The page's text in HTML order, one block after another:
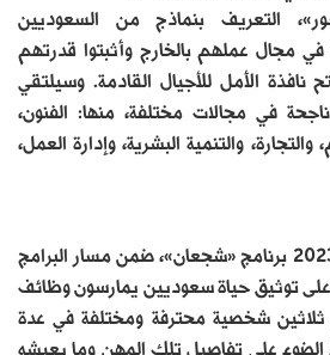
التعريف بنماذج من السعوديين
مجال عملهم بالخارج وأثبتوا قدرتهم
نافذة الأمل للأجيال القادمة. وسيلتقي
في مجالات مختلفة، منها: الفنون،
والتنمية البشرية، وإدارة العمل،
وتقدم الهيئة في رمضان 2023 برنامج «شجعان»، ضمن مسار البرامج
على توثيق حياة سعوديين يمارسون وظائف
شخصية محترفة ومختلفة في عدة
على تفاصيل تلك المهن وما يعيشه